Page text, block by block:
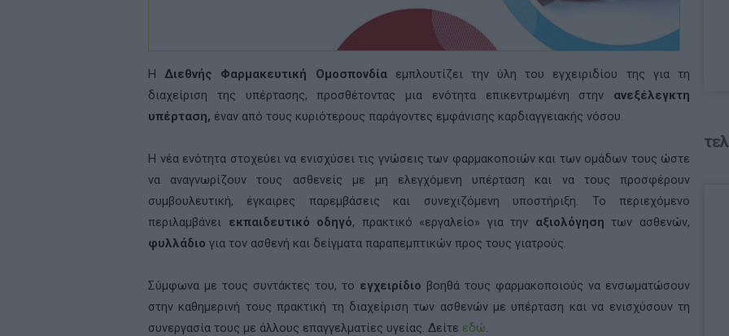
ΗΔιεθνής Φαρμακευτική Ομοσπονδίαεμπλουτίζει την ύλη του εγχειριδίου της για τη
διαχείριση
της υπέρτασης, προσθέτοντας μια ενότητα επικεντρωμένη στην ανεξέλεγκτη
υπέρταση, έναν από τους κυριότερους παράγοντες εμφάνισης καρδιαγγειακής νόσου.
Η νέα ενότητα στοχεύει να ενισχύσει τις γνώσεις των φαρμακοποιών και των ομάδων τους ώστε
να αναγνωρίζουν τους ασθενείς με μη ελεγχόμενη υπέρταση και να τους προσφέρουν
συμβουλευτική, έγκαιρες παρεμβάσεις και συνεχιζόμενη υποστήριξη. Το περιεχόμενο
περιλαμβάνει εκπαιδευτικό οδηγό, πρακτικό «εργαλείο» για την αξιολόγηση των ασθενών,
φυλλάδιο για τον ασθενή και δείγματα παραπεμπτικών προς τους γιατρούς.
Σύμφωνα με τους συντάκτες του, το εγχειρίδιο βοηθά τους φαρμακοποιούς να ενσωματώσουν
στην καθημερινή τους πρακτική τη διαχείριση των ασθενών με υπέρταση και να ενισχύσουν τη
συνεργασία τους με άλλους επαγγελματίες υγείας. Δείτε εδώ.